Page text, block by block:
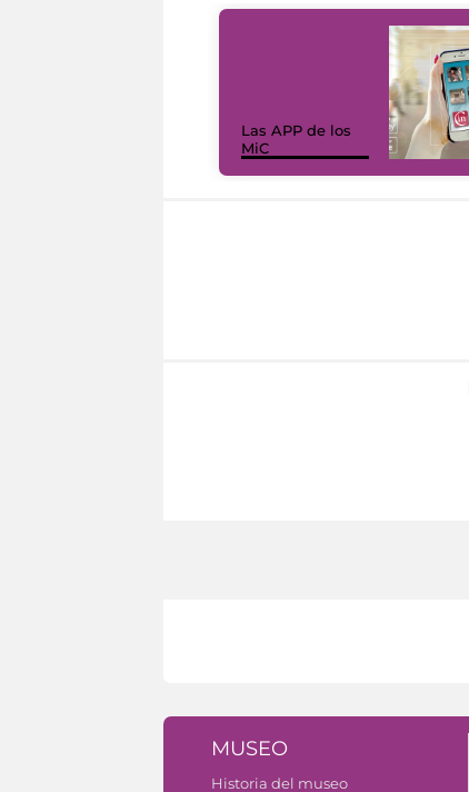
Las APP de los
MiC
MUSEO
Historia del museo